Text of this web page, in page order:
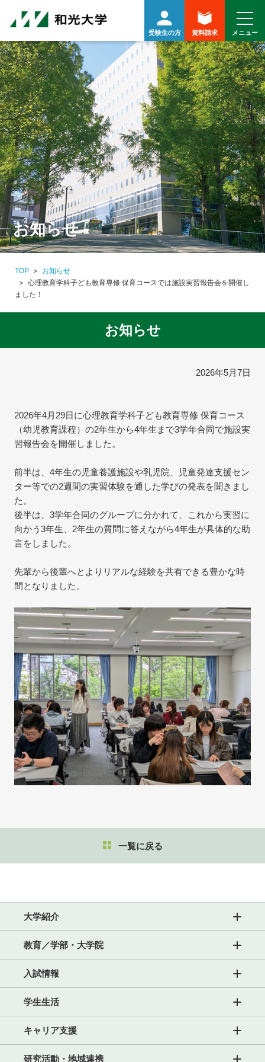
受験生の方 資料請求
お知らせ
TOP
お知らせ
心理教育学科子ども教育専修 保育コースでは施設実習報告会を開催し
ました！
お知らせ
2026年5月7日
2026年4月29日に心理教育学科子ども教育専修 保育コース
（幼児教育課程）の2年生から4年生まで3学年合同で施設実
習報告会を開催しました。
前半は、4年生の児童養護施設や乳児院、児童発達支援セン
ター等での2週間の実習体験を通した学びの発表を聞きまし
た。
後半は、3学年合同のグループに分かれて、これから実習に
向かう3年生、2年生の質問に答えながら4年生が具体的な助
言をしました。
先輩から後輩へとよりリアルな経験を共有できる豊かな時
間となりました。
一覧に戻る
大学紹介
教育／学部・大学院
入試情報
学生生活
キャリア支援
研究活動・地域連携